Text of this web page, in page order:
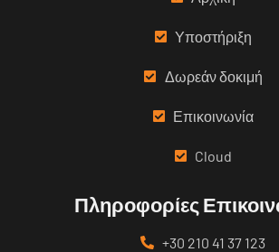
Υποστήριξη
Δωρεάν δοκιμή
Επικοινωνία
Cloud
Πληροφορίες
+30 210 41 37 123